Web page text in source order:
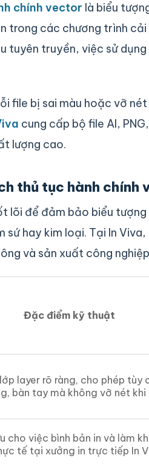
chính vector là biểu
trong các chương trình
tuyên truyền, việc sử
file bị sai màu hoặc vỡ
cung cấp bộ file AI,
lượng cao.
thủ tục hành chính
lõi để đảm bảo biểu
hay kim loại. Tại In
và sản xuất công
Đặc điểm kỹ thuật
layer rõ ràng, cho phép tùy
bàn tay mà không vỡ nét khi
cho việc bình bản in và làm
tế tại xưởng in trực tiếp In